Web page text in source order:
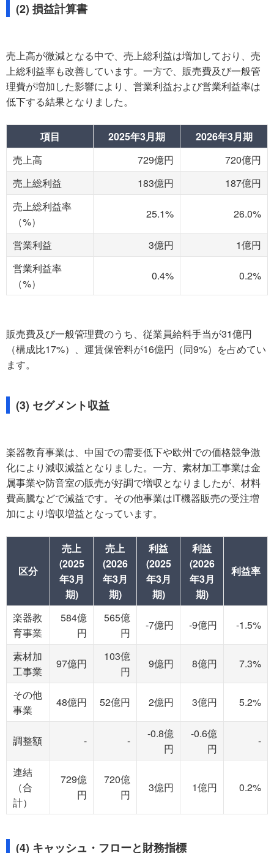
(2) 損益計算書
売上高が微減となる中で、売上総利益は増加しており、売
上総利益率も改善しています。一方で、販売費及び一般管
理費が増加した影響により、営業利益および営業利益率は
低下する結果となりました。
項目 2025年3月期
2026年3月期
売上高
729億円
720億円
売上総利益
183億円
187億円
売上総利益率
（%）
25.1% 26.0%
営業利益 3億円
1億円
営業利益率
（%）
0.4% 0.2%
販売費及び一般管理費のうち、従業員給料手当が31億円
（構成比17%）、運賃保管料が16億円（同9%）を占めてい
ます。
(3) セグメント収益
楽器教育事業は、中国での需要低下や欧州での価格競争激
化により減収減益となりました。一方、素材加工事業は金
属事業や防音室の販売が好調で増収となりましたが、材料
費高騰などで減益です。その他事業はIT機器販売の受注増
加により増収増益となっています。
区分
売上
(2025
年3月
期)
売上
(2026
年3月
期)
利益
(2025
年3月
期)
利益
(2026
年3月
期)
利益率
楽器教
育事業
584億
円
565億
円
-7億円 -9億円 -1.5%
素材加
工事業
97億円
103億
円
9億円 8億円 7.3%
その他
事業
48億円 52億円 2億円 3億円 5.2%
調整額 - -
-0.8億
円
-0.6億
円
-
連結
（合
計）
729億
円
720億
円
3億円 1億円 0.2%
(4) キャッシュ・フローと財務指標